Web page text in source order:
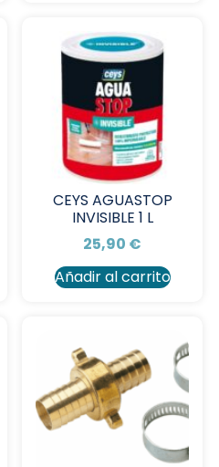
CEYS AGUASTOP
INVISIBLE 1 L
25,90 €
Añadir al carrito